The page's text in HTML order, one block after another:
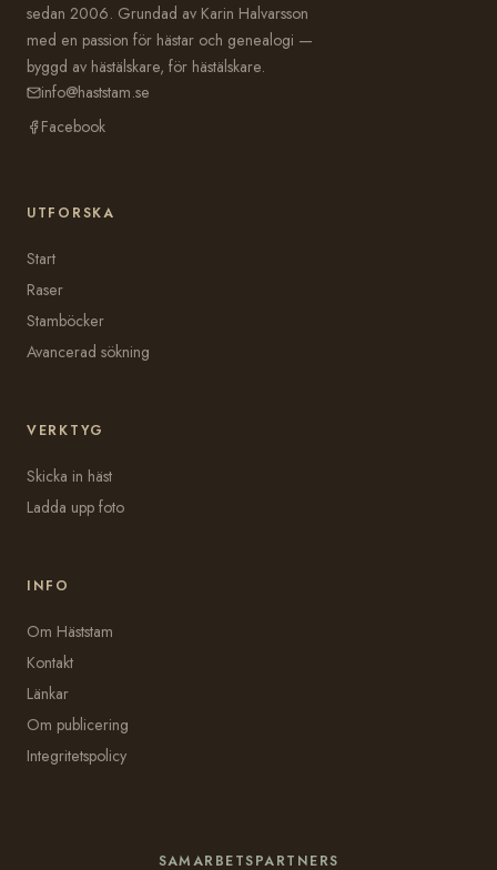
sedan 2006. Grundad av Karin Halvarsson
med en passion för hästar och genealogi —
byggd av hästälskare, för hästälskare.
info@haststam.se
Facebook
UTFORSKA
Start
Raser
Stamböcker
Avancerad sökning
VERKTYG
Skicka in häst
Ladda upp foto
INFO
Om Häststam
Kontakt
Länkar
Om publicering
Integritetspolicy
SAMARBETSPARTNERS